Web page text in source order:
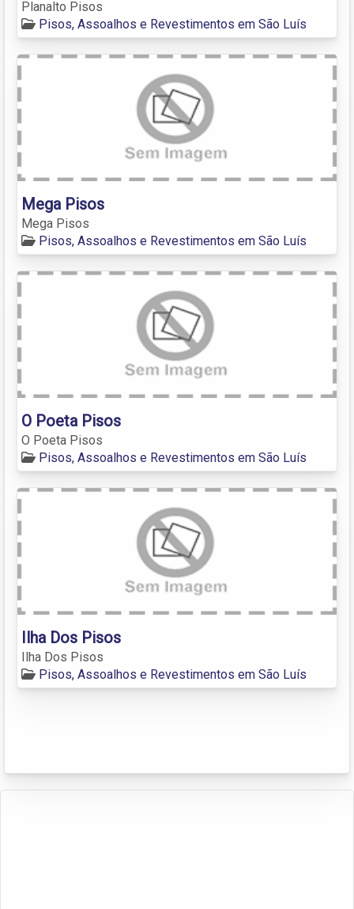
Planalto Pisos
Pisos, Assoalhos e Revestimentos em São Luís
Mega Pisos
Mega Pisos
Pisos, Assoalhos e Revestimentos em São Luís
O Poeta Pisos
O Poeta Pisos
Pisos, Assoalhos e Revestimentos em São Luís
Ilha Dos Pisos
Ilha Dos Pisos
Pisos, Assoalhos e Revestimentos em São Luís